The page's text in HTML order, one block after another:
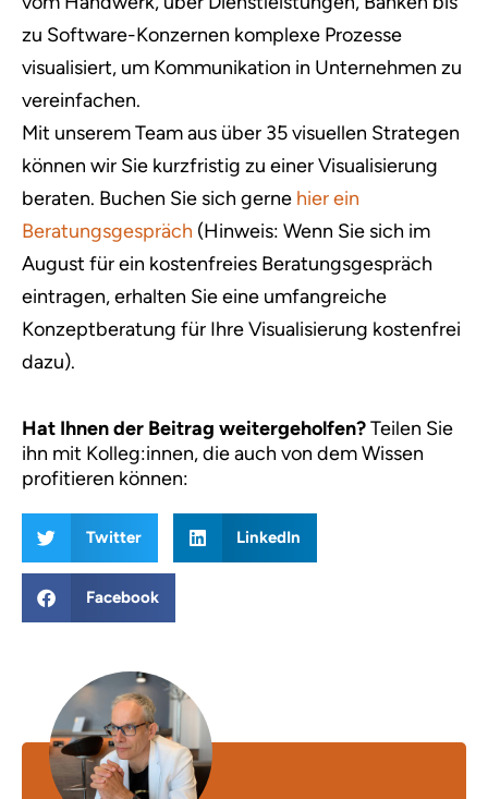
zu Software-Konzernen komplexe Prozesse
visualisiert, um Kommunikation in Unternehmen zu
vereinfachen.
Mit unserem Team aus über 35 visuellen Strategen
können wir Sie kurzfristig zu einer Visualisierung
beraten. Buchen Sie sich gerne hier ein
Beratungsgespräch (Hinweis: Wenn Sie sich im
August für ein kostenfreies Beratungsgespräch
eintragen, erhalten Sie eine umfangreiche
Konzeptberatung für Ihre Visualisierung kostenfrei
dazu).
Hat Ihnen der Beitrag weitergeholfen?Teilen Sie
ihn mit Kolleg:innen, die auch von dem Wissen
profitieren können:
Twitter LinkedIn
Facebook